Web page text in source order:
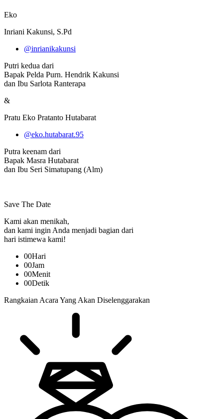
Eko
Inriani Kakunsi, S.Pd
@inrianikakunsi
Putri kedua dari
Bapak Pelda Purn. Hendrik Kakunsi
dan Ibu Sarlota Ranterapa
&
Pratu Eko Pratanto Hutabarat
@eko.hutabarat.95
Putra keenam dari
Bapak Masra Hutabarat
dan Ibu Seri Simatupang (Alm)
Save The Date
Kami akan menikah,
dan kami ingin Anda menjadi bagian dari
hari istimewa kami!
00Hari
00Jam
00Menit
00Detik
Rangkaian Acara Yang Akan Diselenggarakan